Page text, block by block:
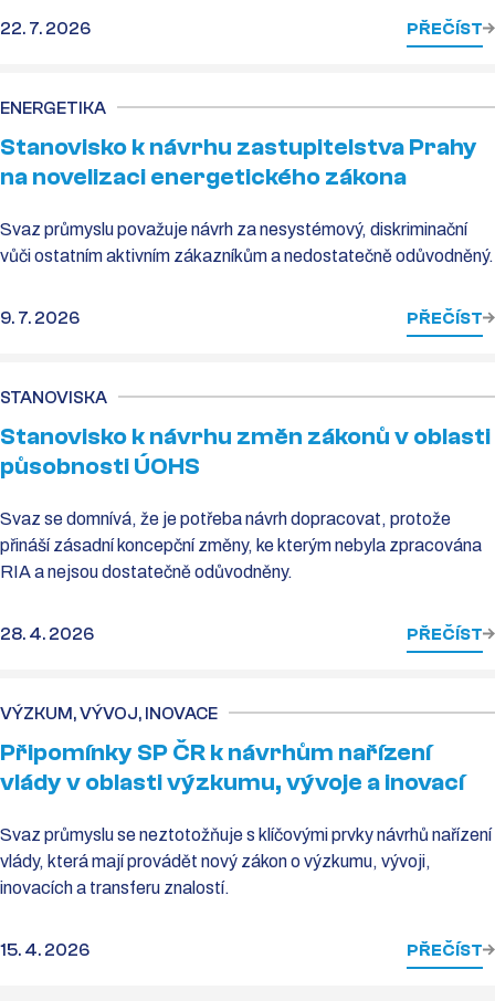
22. 7. 2026 PŘEČÍST
ENERGETIKA
Stanovisko k návrhu zastupitelstva Prahy
na novelizaci energetického zákona
Svaz průmyslu považuje návrh za nesystémový, diskriminační
vůči ostatním aktivním zákazníkům a nedostatečně odůvodněný.
9. 7. 2026 PŘEČÍST
STANOVISKA
Stanovisko k návrhu změn zákonů v oblasti
působnosti ÚOHS
Svaz se domnívá, že je potřeba návrh dopracovat, protože
přináší zásadní koncepční změny, ke kterým nebyla zpracována
RIA a nejsou dostatečně odůvodněny.
28. 4. 2026 PŘEČÍST
VÝZKUM, VÝVOJ, INOVACE
Připomínky SP ČR k návrhům nařízení
vlády v oblasti výzkumu, vývoje a inovací
Svaz průmyslu se neztotožňuje s klíčovými prvky návrhů nařízení
vlády, která mají provádět nový zákon o výzkumu, vývoji,
inovacích a transferu znalostí.
15. 4. 2026 PŘEČÍST